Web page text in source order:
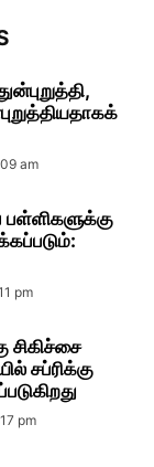
am
pm
சிகிச்சை
சப்ரிக்கு
pm